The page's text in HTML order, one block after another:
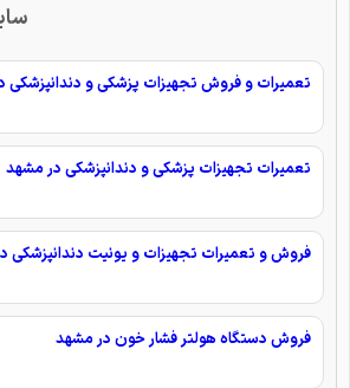
تعمیرات و فروش تجهیزات پزشکی و دندانپزشکی
تعمیرات تجهیزات پزشکی و دندانپزشکی در مشهد
فروش و تعمیرات تجهیزات و یونیت دندانپزشکی
فروش دستگاه هولتر فشار خون در مشهد